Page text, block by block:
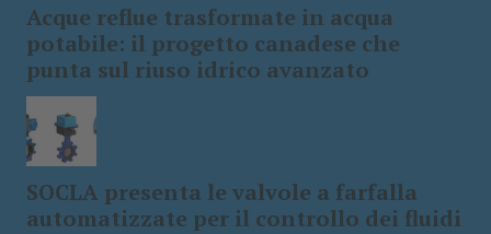
Acque reflue trasformate in acqua
potabile: il progetto canadese che
punta sul riuso idrico avanzato
SOCLA presenta le valvole a farfalla
automatizzate per il controllo dei fluidi